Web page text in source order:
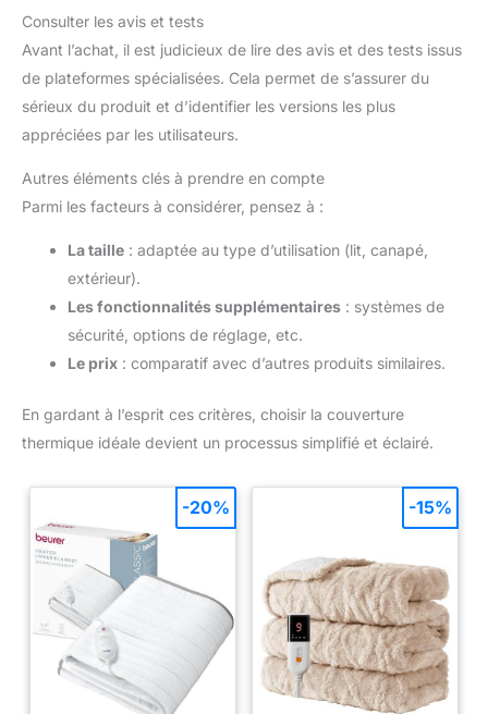
Consulter les avis et tests
Avant l’achat, il est judicieux de lire des avis et des tests issus
de plateformes spécialisées. Cela permet de s’assurer du
sérieux du produit et d’identifier les versions les plus
appréciées par les utilisateurs.
Autres éléments clés à prendre en compte
Parmi les facteurs à considérer, pensez à :
La taille : adaptée au type d’utilisation (lit, canapé,
extérieur).
Les fonctionnalités supplémentaires : systèmes de
sécurité, options de réglage, etc.
Le prix : comparatif avec d’autres produits similaires.
En gardant à l’esprit ces critères, choisir la couverture
thermique idéale devient un processus simplifié et éclairé.
-20% -15%